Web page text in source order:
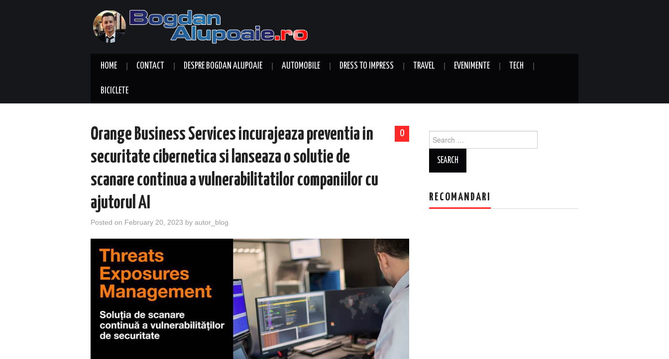
HOME CONTACT DESPRE BOGDAN ALUPOAIE AUTOMOBILE DRESS TO IMPRESS TRAVEL EVENIMENTE TECH
BICICLETE
0
Orange Business Services incurajeaza preventia in
securitate cibernetica si lanseaza o solutie de
scanare continua a vulnerabilitatilor companiilor cu
ajutorul AI
Posted on February 20, 2023 by autor_blog
for:
RECOMANDARI